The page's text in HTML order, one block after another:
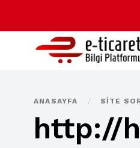
ANASAYFA / SITE
http://